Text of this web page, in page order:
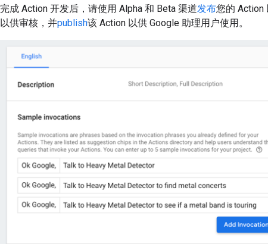
完成 Action 开发后，请使用 Alpha 和 Beta 渠道发布您的 Action
以供审核，并publish该 Action 以供 Google 助理用户使用。